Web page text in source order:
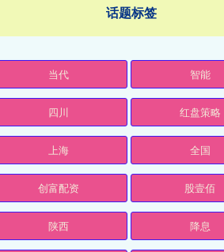
话题标签
当代 智能
四川 红盘策略
上海 全国
创富配资 股壹佰
陕西 降息